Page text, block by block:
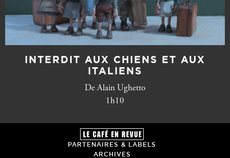
INTERDIT AUX CHIENS ET AUX
ITALIENS
De Alain Ughetto
1h10
PARTENAIRES & LABELS
ARCHIVES